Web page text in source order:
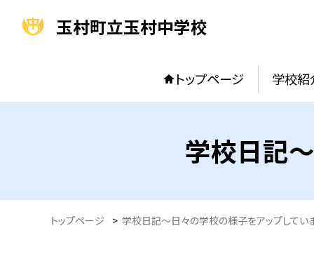
玉村町立玉村中学校
トップページ 学校紹
学校日記
トップページ > 学校日記～日々の学校の様子をアップしてい